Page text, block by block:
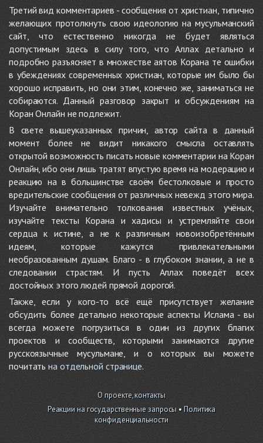
Третий вид комментариев - сообщения от христиан, типично
желающих протолкнуть свою идеологию на мусульманский
сайт, что естественно никогда не будет являться
допустимым здесь в силу того, что Аллах детально и
подробно разъясняет в множестве аятов Корана те ошибки
в убеждениях современных христиан, которые им было бы
хорошо исправить, но они этим, конечно же, заниматься не
собираются. Данный разговор закрыт и обсуждениям на
Коран Онлайн не подлежит.
В свете вышеуказанных причин, автор сайта в данный
момент более не видит никакого смысла оставлять
открытой возможность писать новые комментарии на Коран
Онлайн, ибо они лишь тратят впустую время на модерацию и
реакцию на в большинстве своём бестолковые и просто
вредительские сообщения от различных невежд этого мира.
Изучайте внимательно толкования известных учёных,
изучайте тексты Корана и хадисы и устремляйте свои
сердца к истине, а не к различным новоизобретённым
идеям, которые кажутся привлекательными
необразованным душам. Благо - в глубоком знании, а не в
следовании страстям. И пусть Аллах поведёт всех
достойных этого людей прямой дорогой.
Также, если у кого-то всё ещё присутствует желание
обсудить более детально некоторые аспекты Ислама - вы
всегда можете погрузиться в один из других благих
проектов и сообществ, которыми занимаются другие
русскоязычные мусульмане, и о которых вы можете
почитатьна отдельной странице.
О проекте, контакты
Реакции на государственные запросы •Политика
конфиденциальности